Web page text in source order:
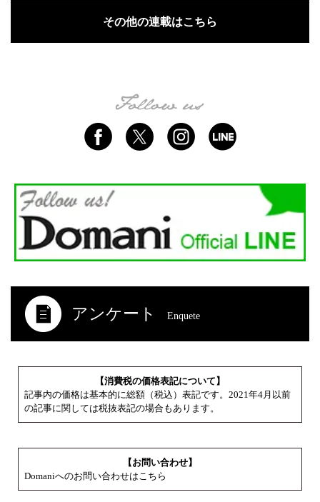
その他の連載はこちら
アンケート Enquete
【消費税の価格表記について】
記事内の価格は基本的に総額（税込）表記です。2021年4月以前
の記事に関しては税抜表記の場合もあります。
【お問い合わせ】
Domaniへのお問い合わせはこちら